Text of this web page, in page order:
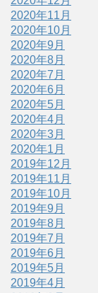
2020年11月
2020年10月
2020年9月
2020年8月
2020年7月
2020年6月
2020年5月
2020年4月
2020年3月
2020年1月
2019年12月
2019年11月
2019年10月
2019年9月
2019年8月
2019年7月
2019年6月
2019年5月
2019年4月